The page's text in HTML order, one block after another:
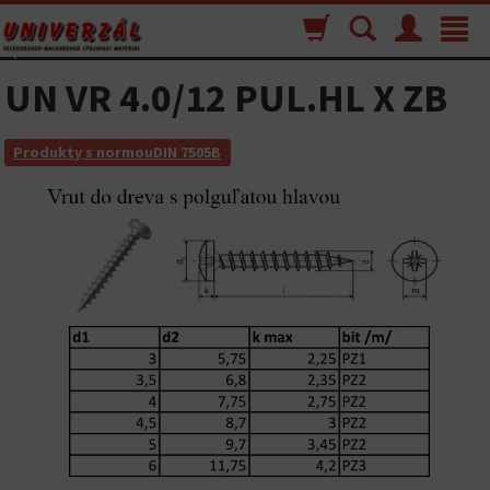
Toggle
Menu
Vyhľadávanie
Nákupný
košík
UN VR 4.0/12 PUL.HL X ZB
Produkty s normouDIN 7505B